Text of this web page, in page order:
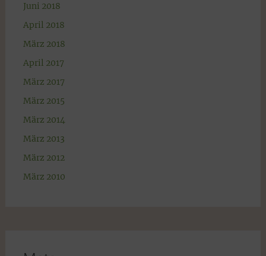
Juni 2018
April 2018
März 2018
April 2017
März 2017
März 2015
März 2014
März 2013
März 2012
März 2010